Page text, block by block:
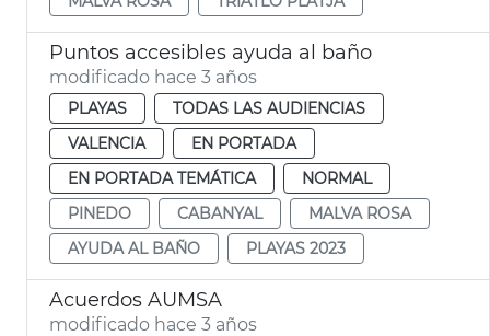
Puntos accesibles ayuda al baño
modificado hace 3 años
PLAYAS
TODAS LAS AUDIENCIAS
VALENCIA
EN PORTADA
EN PORTADA TEMÁTICA
NORMAL
PINEDO
CABANYAL
MALVA ROSA
AYUDA AL BAÑO
PLAYAS 2023
Acuerdos AUMSA
modificado hace 3 años